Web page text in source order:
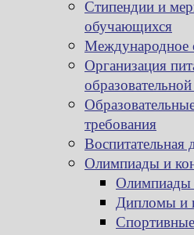
Стипендии и
обучающихся
Международное
Организация
требования
Воспитательная
Олимпиады и
Олимпиады
Дипломы и